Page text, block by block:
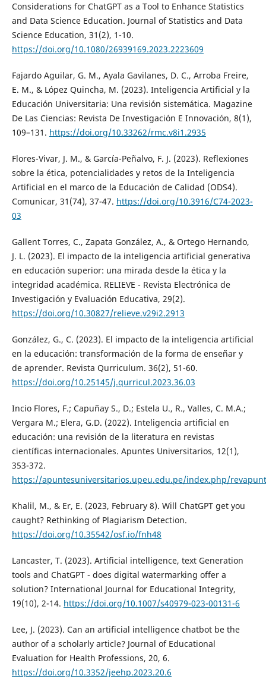
Considerations for ChatGPT as a Tool to Enhance Statistics
and Data Science Education. Journal of Statistics and Data
Science Education, 31(2), 1-10.
https://doi.org/10.1080/26939169.2023.2223609
Fajardo Aguilar, G. M., Ayala Gavilanes, D. C., Arroba Freire,
E. M., & López Quincha, M. (2023). Inteligencia Artificial y la
Educación Universitaria: Una revisión sistemática. Magazine
De Las Ciencias: Revista De Investigación E Innovación, 8(1),
109–131. https://doi.org/10.33262/rmc.v8i1.2935
Flores-Vivar, J. M., & García-Peñalvo, F. J. (2023). Reflexiones
sobre la ética, potencialidades y retos de la Inteligencia
Artificial en el marco de la Educación de Calidad (ODS4).
Comunicar, 31(74), 37-47. https://doi.org/10.3916/C74-2023-
03
Gallent Torres, C., Zapata González, A., & Ortego Hernando,
J. L. (2023). El impacto de la inteligencia artificial generativa
en educación superior: una mirada desde la ética y la
integridad académica. RELIEVE - Revista Electrónica de
Investigación y Evaluación Educativa, 29(2).
https://doi.org/10.30827/relieve.v29i2.2913
González, G., C. (2023). El impacto de la inteligencia artificial
en la educación: transformación de la forma de enseñar y
de aprender. Revista Qurriculum. 36(2), 51-60.
https://doi.org/10.25145/j.qurricul.2023.36.03
Incio Flores, F.; Capuñay S., D.; Estela U., R., Valles, C. M.A.;
Vergara M.; Elera, G.D. (2022). Inteligencia artificial en
educación: una revisión de la literatura en revistas
científicas internacionales. Apuntes Universitarios, 12(1),
353-372.
https://apuntesuniversitarios.upeu.edu.pe/index.php/
Khalil, M., & Er, E. (2023, February 8). Will ChatGPT get you
caught? Rethinking of Plagiarism Detection.
https://doi.org/10.35542/osf.io/fnh48
Lancaster, T. (2023). Artificial intelligence, text Generation
tools and ChatGPT - does digital watermarking offer a
solution? International Journal for Educational Integrity,
19(10), 2-14. https://doi.org/10.1007/s40979-023-00131-6
Lee, J. (2023). Can an artificial intelligence chatbot be the
author of a scholarly article? Journal of Educational
Evaluation for Health Professions, 20, 6.
https://doi.org/10.3352/jeehp.2023.20.6